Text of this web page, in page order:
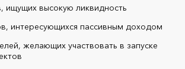
ищущих высокую ликвидность
интересующихся пассивным доходом
желающих участвовать в запуске